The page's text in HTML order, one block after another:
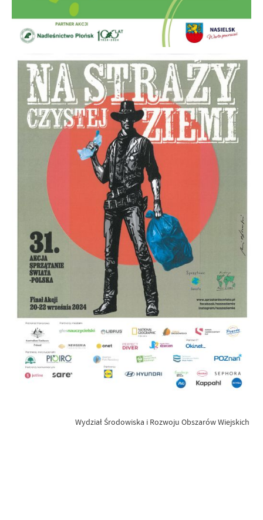
Wydział Środowiska i Rozwoju Obszarów Wiejskich